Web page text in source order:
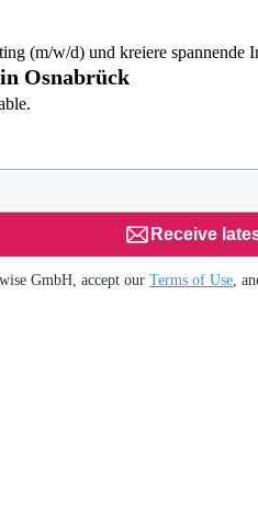
(m/w/d) und kreiere
Osnabrück
Receive
GmbH, accept ourTerms of Use,